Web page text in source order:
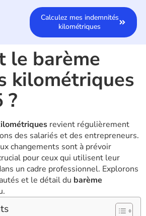
Calculez mes indemnités
kilométriques
le barème
kilométriques
?
revient régulièrement
des salariés et des entrepreneurs.
changements sont à prévoir
pour ceux qui utilisent leur
un cadre professionnel. Explorons
et le détail du barème